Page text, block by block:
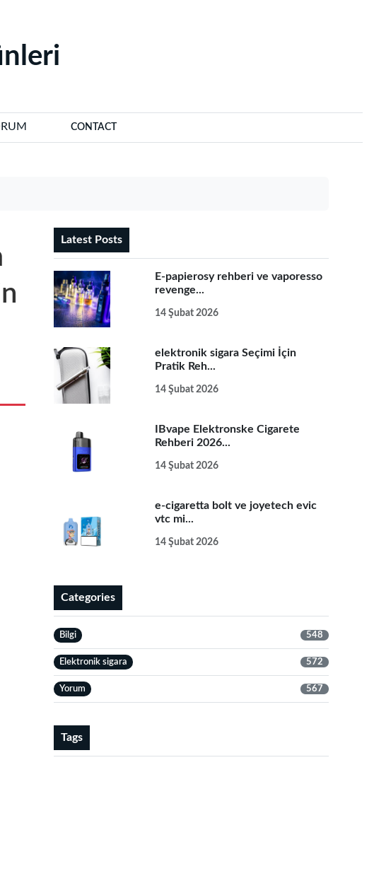
CONTACT
Latest Posts
E-papierosy rehberi ve vaporesso
revenge...
14 Şubat 2026
elektronik sigara Seçimi İçin
Pratik Reh...
14 Şubat 2026
IBvape Elektronske Cigarete
Rehberi 2026...
14 Şubat 2026
e-cigaretta bolt ve joyetech evic
vtc mi...
14 Şubat 2026
Categories
Bilgi 548
Elektronik sigara 572
Yorum 567
Tags